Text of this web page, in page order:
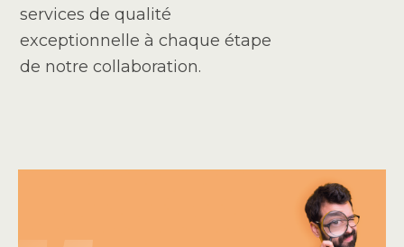
services de qualité
exceptionnelle à chaque étape
de notre collaboration.